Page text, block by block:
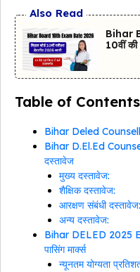
Also Read
Bihar
10वीं
Table of Contents
Bihar Deled
Bihar D.El.Ed
दस्तावेज
मुख्य दस्तावेज:
शैक्षिक दस्तावेज:
आरक्षण संबंधी दस्तावेज:
अन्य दस्तावेज:
Bihar DELED 2025
पासिंग मार्क्स
न्यूनतम योग्यता